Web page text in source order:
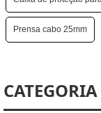
Prensa cabo 25mm